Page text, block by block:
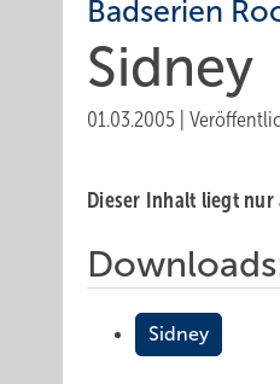
Badserien
Sidney
01.03.2005
Dieser Inhalt liegt
Sidney